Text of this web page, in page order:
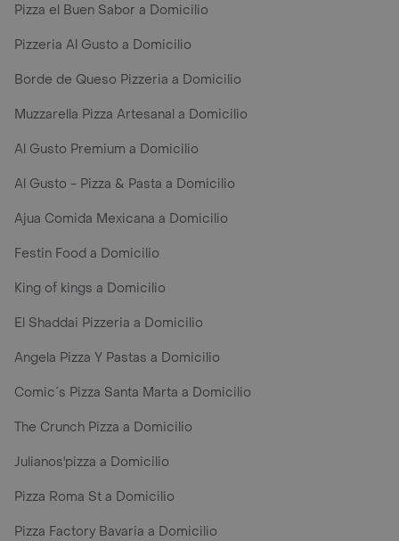
Pizza el Buen Sabor a Domicilio
Pizzeria Al Gusto a Domicilio
Borde de Queso Pizzeria a Domicilio
Muzzarella Pizza Artesanal a Domicilio
Al Gusto Premium a Domicilio
Al Gusto - Pizza & Pasta a Domicilio
Ajua Comida Mexicana a Domicilio
Festin Food a Domicilio
King of kings a Domicilio
El Shaddai Pizzeria a Domicilio
Angela Pizza Y Pastas a Domicilio
Comic´s Pizza Santa Marta a Domicilio
The Crunch Pizza a Domicilio
Julianos'pizza a Domicilio
Pizza Roma St a Domicilio
Pizza Factory Bavaria a Domicilio